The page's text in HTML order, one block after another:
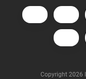
Copyright 2026